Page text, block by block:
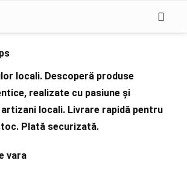
locali. Descoperă produse
realizate cu pasiune și
locali. Livrare rapidă pentru
Plată securizată.
vara